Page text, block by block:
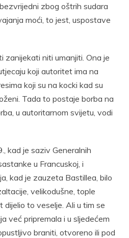
zbog oštrih sudara
moći, to jest, uspostave
zanijekati niti umanjiti. Ona je
koji autoritet ima na
koji su na kocki kad su
Tada to postaje borba na
u autoritarnom svijetu, vodi
kad je saziv Generalnih
u Francuskoj, i
kad je zauzeta Bastillea, bilo
velikodušne, tople
dijelio to veselje. Ali u tim se
već pripremala i u sljedećem
braniti, otvoreno ili pod